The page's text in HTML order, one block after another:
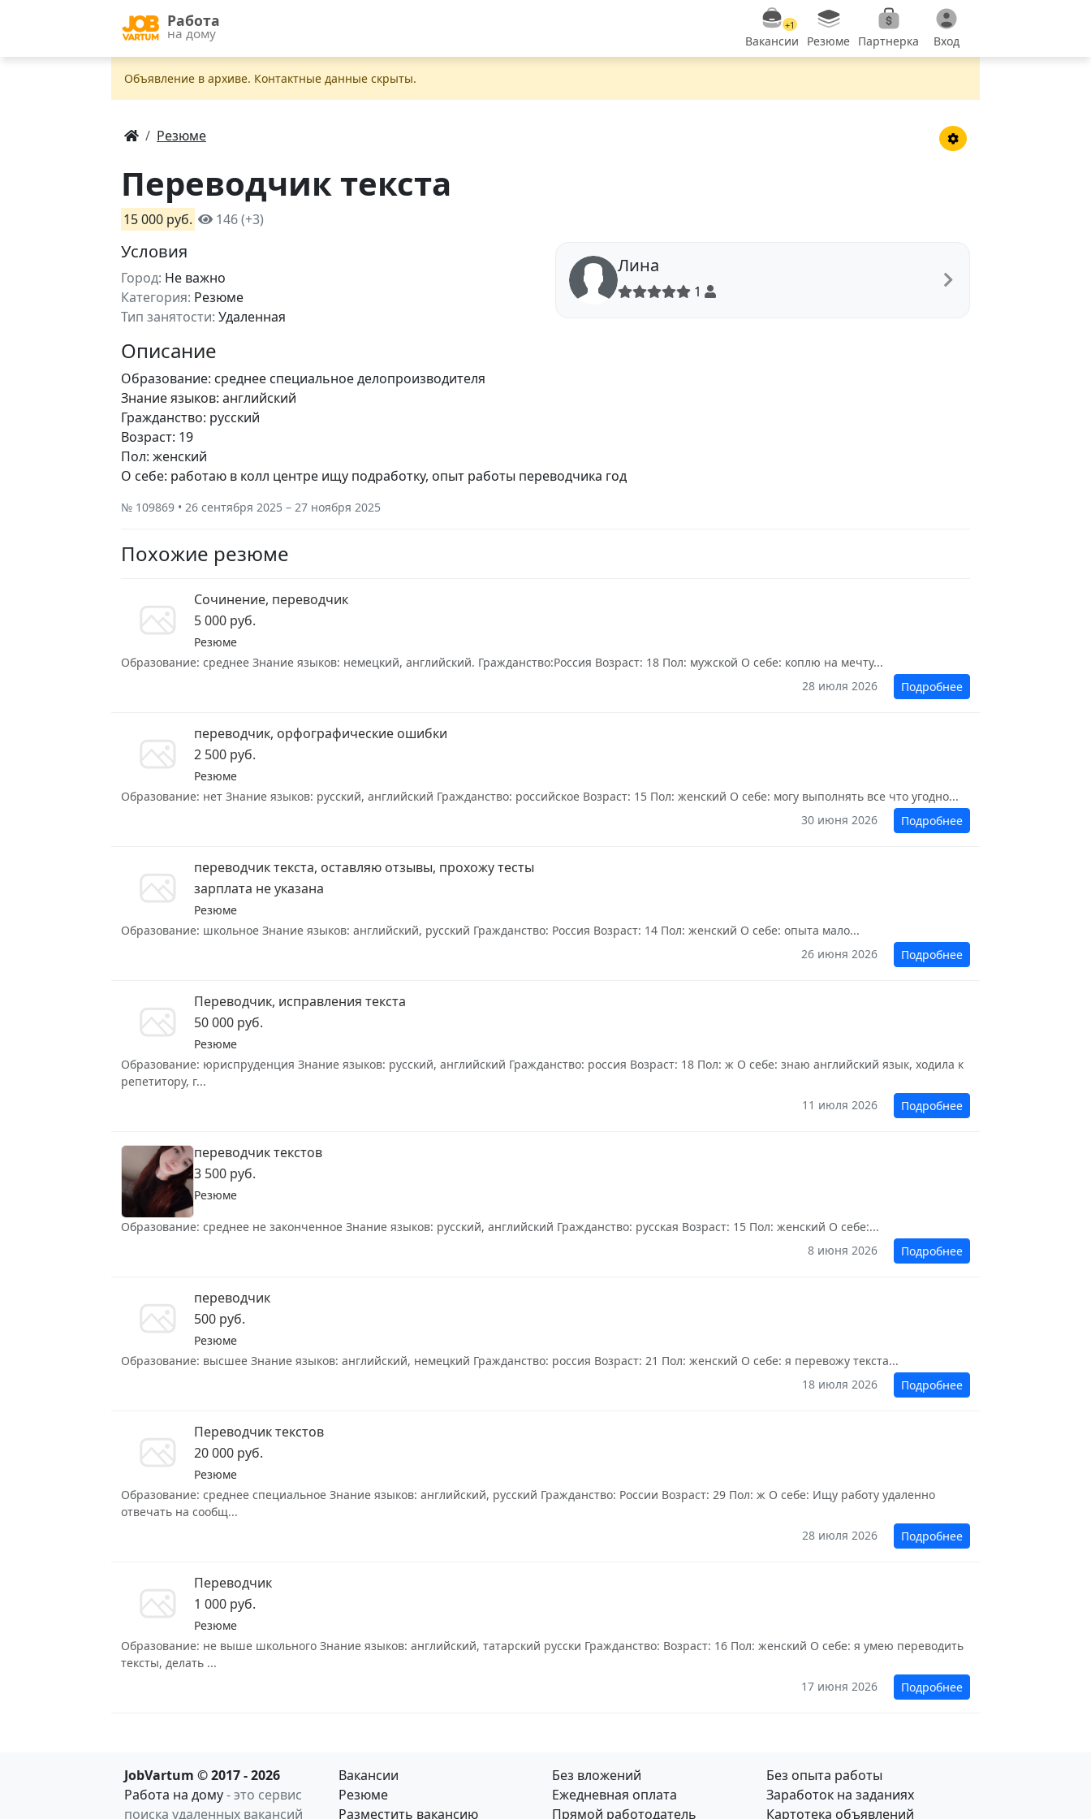
Работа
на дому
+1
Вакансии Резюме Партнерка Вход
Объявление в apxивe. Контактные данные скрыты.
Резюме
Переводчик текста
15 000 руб. 146 (+3)
Условия
Город: Не важно
Категория: Резюме
Тип занятости: Удаленная
Лина
1
Описание
Образование: среднее специальное делопроизводителя
Знание языков: английский
Гражданство: русский
Возраст: 19
Пол: женский
О себе: работаю в колл центре ищу подработку, опыт работы переводчика год
№ 109869 • 26 сентября 2025 – 27 ноября 2025
Похожие резюме
Сочинение, переводчик
5 000 руб.
Резюме
Образование: среднее Знание языков: немецкий, английский. Гражданство:Россия Возраст: 18 Пол: мужской О себе: коплю на мечту...
28 июля 2026
Подробнее
переводчик, орфографические ошибки
2 500 руб.
Резюме
Образование: нет Знание языков: русский, английский Гражданство: российское Возраст: 15 Пол: женский О себе: могу выполнять все что угодно...
30 июня 2026
Подробнее
переводчик текста, оставляю отзывы, прохожу тесты
зарплата не указана
Резюме
Образование: школьное Знание языков: английский, русский Гражданство: Россия Возраст: 14 Пол: женский О себе: опыта мало...
26 июня 2026
Подробнее
Переводчик, исправления текста
50 000 руб.
Резюме
Образование: юриспруденция Знание языков: русский, английский Гражданство: россия Возраст: 18 Пол: ж О себе: знаю английский язык, ходила к
репетитору, г...
11 июля 2026
Подробнее
переводчик текстов
3 500 руб.
Резюме
Образование: среднее не законченное Знание языков: русский, английский Гражданство: русская Возраст: 15 Пол: женский О себе:...
8 июня 2026
Подробнее
переводчик
500 руб.
Резюме
Образование: высшее Знание языков: английский, немецкий Гражданство: россия Возраст: 21 Пол: женский О себе: я перевожу текста...
18 июля 2026
Подробнее
Переводчик текстов
20 000 руб.
Резюме
Образование: среднее специальное Знание языков: английский, русский Гражданство: России Возраст: 29 Пол: ж О себе: Ищу работу удаленно
отвечать на сообщ...
28 июля 2026
Подробнее
Переводчик
1 000 руб.
Резюме
Образование: не выше школьного Знание языков: английский, татарский русски Гражданство: Возраст: 16 Пол: женский О себе: я умею переводить
тексты, делать ...
17 июня 2026
Подробнее
JobVartum © 2017 - 2026
Работа на дому- это сервис
поиска удаленных вакансий
Вакансии
Резюме
Разместить вакансию
Без вложений
Ежедневная оплата
Прямой работодатель
Без опыта работы
Заработок на заданиях
Картотека объявлений